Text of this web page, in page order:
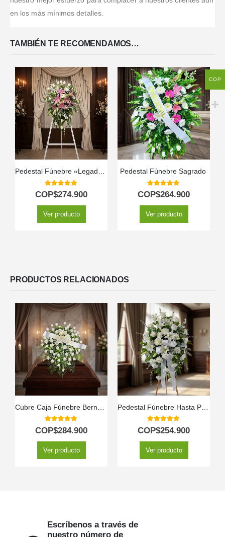
en los más mínimos detalles.
TAMBIÉN TE RECOMENDAMOS…
Pedestal Fúnebre «Legado Eterno» para Marcelo 🕊️
5.00out of 5
COP$274.900
Ver producto
Pedestal Fúnebre Sagrado ️
5.00out of 5
COP$264.900
Ver producto
PRODUCTOS RELACIONADOS
5.00out of 5
COP$284.900
Ver producto
5.00out of 5
COP$254.900
Ver producto
Escríbenos a través de
nuestro número de
COP